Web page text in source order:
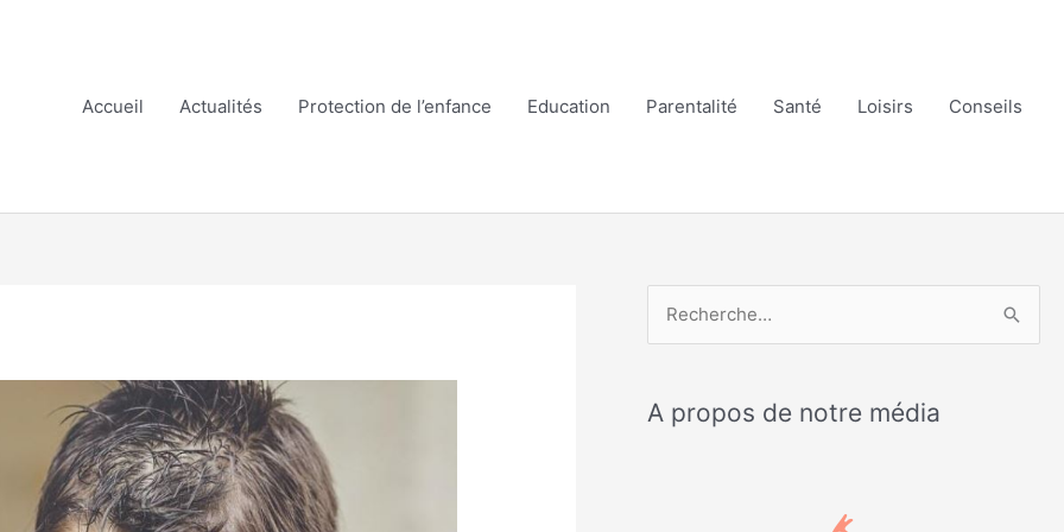
Accueil
Actualités Protection de l’enfance Education Parentalité Santé Loisirs Conseils
hA propos de notre média